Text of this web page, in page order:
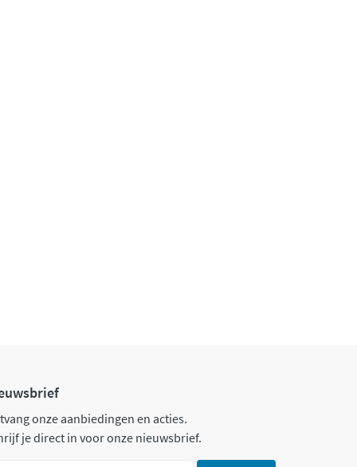
onze aanbiedingen en acties.
je direct in voor onze nieuwsbrief.